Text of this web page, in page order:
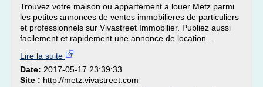
Trouvez votre maison ou appartement a louer Metz parmi
les petites annonces de ventes immobilieres de particuliers
et professionnels sur Vivastreet Immobilier. Publiez aussi
facilement et rapidement une annonce de location...
Lire la suite
Date: 2017-05-17 23:39:33
Site : http://metz.vivastreet.com